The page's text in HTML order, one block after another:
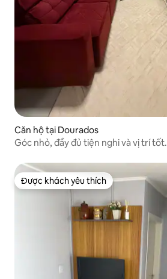
Căn hộ tại Dourados
Góc nhỏ, đầy đủ tiện nghi và vị trí tốt.
Được khách yêu thích
Được khách yêu thích